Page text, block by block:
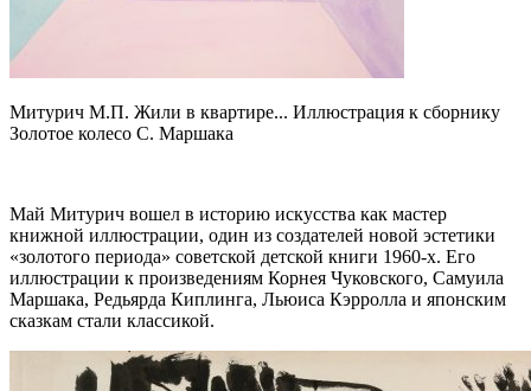
Митурич М.П. Жили в квартире... Иллюстрация к сборнику
Золотое колесо С. Маршака
Май Митурич вошел в историю искусства как мастер
книжной иллюстрации, один из создателей новой эстетики
«золотого периода» советской детской книги 1960-х. Его
иллюстрации к произведениям Корнея Чуковского, Самуила
Маршака, Редьярда Киплинга, Льюиса Кэрролла и японским
сказкам стали классикой.